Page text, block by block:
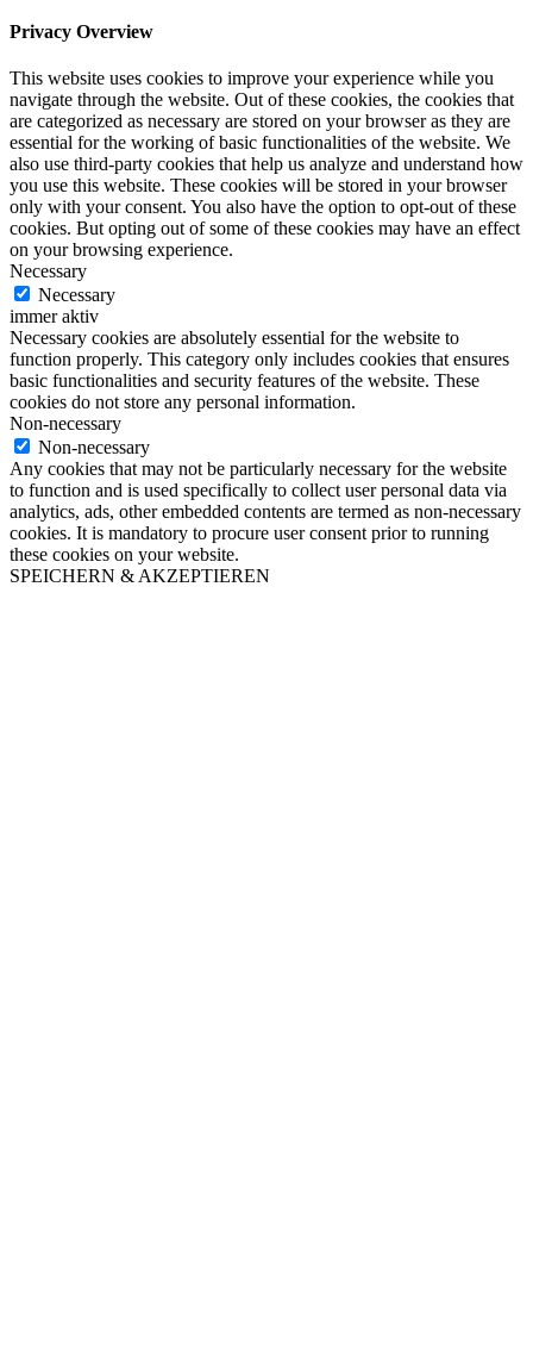
Privacy Overview
This website uses cookies to improve your experience while you
navigate through the website. Out of these cookies, the cookies that
are categorized as necessary are stored on your browser as they are
essential for the working of basic functionalities of the website. We
also use third-party cookies that help us analyze and understand how
you use this website. These cookies will be stored in your browser
only with your consent. You also have the option to opt-out of these
cookies. But opting out of some of these cookies may have an effect
on your browsing experience.
Necessary
Necessary
immer aktiv
Necessary cookies are absolutely essential for the website to
function properly. This category only includes cookies that ensures
basic functionalities and security features of the website. These
cookies do not store any personal information.
Non-necessary
Non-necessary
Any cookies that may not be particularly necessary for the website
to function and is used specifically to collect user personal data via
analytics, ads, other embedded contents are termed as non-necessary
cookies. It is mandatory to procure user consent prior to running
these cookies on your website.
SPEICHERN & AKZEPTIEREN